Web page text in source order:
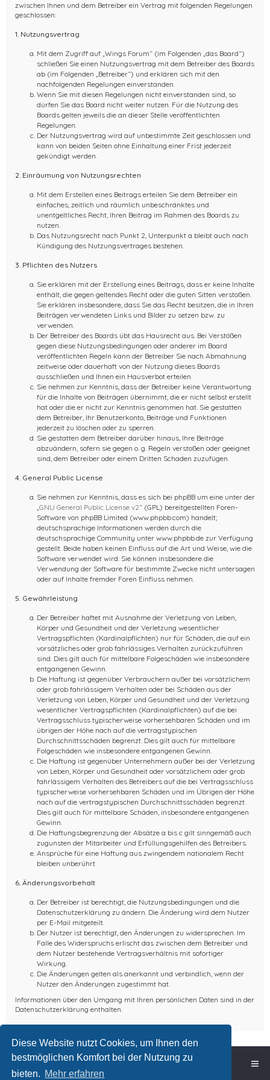
Diese Website nutzt Cookies, um Ihnen den
bestmöglichen Komfort bei der Nutzung zu
bieten. Mehr erfahren
zwischen Ihnen und dem Betreiber ein Vertrag mit folgenden Regelungen
geschlossen:
1. Nutzungsvertrag
Mit dem Zugriff auf „Wings Forum“ (im Folgenden „das Board“)
schließen Sie einen Nutzungsvertrag mit dem Betreiber des Boards
ab (im Folgenden „Betreiber“) und erklären sich mit den
nachfolgenden Regelungen einverstanden.
Wenn Sie mit diesen Regelungen nicht einverstanden sind, so
dürfen Sie das Board nicht weiter nutzen. Für die Nutzung des
Boards gelten jeweils die an dieser Stelle veröffentlichten
Regelungen.
Der Nutzungsvertrag wird auf unbestimmte Zeit geschlossen und
kann von beiden Seiten ohne Einhaltung einer Frist jederzeit
gekündigt werden.
2. Einräumung von Nutzungsrechten
Mit dem Erstellen eines Beitrags erteilen Sie dem Betreiber ein
einfaches, zeitlich und räumlich unbeschränktes und
unentgeltliches Recht, Ihren Beitrag im Rahmen des Boards zu
nutzen.
Das Nutzungsrecht nach Punkt 2, Unterpunkt a bleibt auch nach
Kündigung des Nutzungsvertrages bestehen.
3. Pflichten des Nutzers
Sie erklären mit der Erstellung eines Beitrags, dass er keine Inhalte
enthält, die gegen geltendes Recht oder die guten Sitten verstoßen.
Sie erklären insbesondere, dass Sie das Recht besitzen, die in Ihren
Beiträgen verwendeten Links und Bilder zu setzen bzw. zu
verwenden.
Der Betreiber des Boards übt das Hausrecht aus. Bei Verstößen
gegen diese Nutzungsbedingungen oder anderer im Board
veröffentlichten Regeln kann der Betreiber Sie nach Abmahnung
zeitweise oder dauerhaft von der Nutzung dieses Boards
ausschließen und Ihnen ein Hausverbot erteilen.
Sie nehmen zur Kenntnis, dass der Betreiber keine Verantwortung
für die Inhalte von Beiträgen übernimmt, die er nicht selbst erstellt
hat oder die er nicht zur Kenntnis genommen hat. Sie gestatten
dem Betreiber, Ihr Benutzerkonto, Beiträge und Funktionen
jederzeit zu löschen oder zu sperren.
Sie gestatten dem Betreiber darüber hinaus, Ihre Beiträge
abzuändern, sofern sie gegen o. g. Regeln verstoßen oder geeignet
sind, dem Betreiber oder einem Dritten Schaden zuzufügen.
4. General Public License
Sie nehmen zur Kenntnis, dass es sich bei phpBB um eine unter der
GNU General Public License v2“ (GPL) bereitgestellten Foren-
Software von phpBB Limited (www.phpbb.com) handelt;
deutschsprachige Informationen werden durch die
deutschsprachige Community unter www.phpbb.de zur Verfügung
gestellt. Beide haben keinen Einfluss auf die Art und Weise, wie die
Software verwendet wird. Sie können insbesondere die
Verwendung der Software für bestimmte Zwecke nicht untersagen
oder auf Inhalte fremder Foren Einfluss nehmen.
5. Gewährleistung
Der Betreiber haftet mit Ausnahme der Verletzung von Leben,
Körper und Gesundheit und der Verletzung wesentlicher
Vertragspflichten (Kardinalpflichten) nur für Schäden, die auf ein
vorsätzliches oder grob fahrlässiges Verhalten zurückzuführen
sind. Dies gilt auch für mittelbare Folgeschäden wie insbesondere
entgangenen Gewinn.
Die Haftung ist gegenüber Verbrauchern außer bei vorsätzlichem
oder grob fahrlässigem Verhalten oder bei Schäden aus der
Verletzung von Leben, Körper und Gesundheit und der Verletzung
wesentlicher Vertragspflichten (Kardinalpflichten) auf die bei
Vertragsschluss typischerweise vorhersehbaren Schäden und im
übrigen der Höhe nach auf die vertragstypischen
Durchschnittsschäden begrenzt. Dies gilt auch für mittelbare
Folgeschäden wie insbesondere entgangenen Gewinn.
Die Haftung ist gegenüber Unternehmern außer bei der Verletzung
von Leben, Körper und Gesundheit oder vorsätzlichem oder grob
fahrlässigem Verhalten des Betreibers auf die bei Vertragsschluss
typischerweise vorhersehbaren Schäden und im Übrigen der Höhe
nach auf die vertragstypischen Durchschnittsschäden begrenzt.
Dies gilt auch für mittelbare Schäden, insbesondere entgangenen
Gewinn.
Die Haftungsbegrenzung der Absätze a bis c gilt sinngemäß auch
zugunsten der Mitarbeiter und Erfüllungsgehilfen des Betreibers.
Ansprüche für eine Haftung aus zwingendem nationalem Recht
bleiben unberührt.
6. Änderungsvorbehalt
Der Betreiber ist berechtigt, die Nutzungsbedingungen und die
Datenschutzerklärung zu ändern. Die Änderung wird dem Nutzer
per E-Mail mitgeteilt.
Der Nutzer ist berechtigt, den Änderungen zu widersprechen. Im
Falle des Widerspruchs erlischt das zwischen dem Betreiber und
dem Nutzer bestehende Vertragsverhältnis mit sofortiger
Wirkung.
Die Änderungen gelten als anerkannt und verbindlich, wenn der
Nutzer den Änderungen zugestimmt hat.
Informationen über den Umgang mit Ihren persönlichen Daten sind in der
Datenschutzerklärung enthalten.
Foren-Übersicht